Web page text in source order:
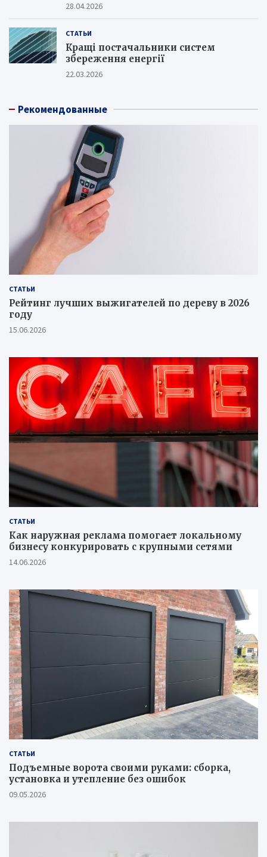
28.04.2026
СТАТЬИ
Кращі постачальники систем
збереження енергії
22.03.2026
Рекомендованные
СТАТЬИ
Рейтинг лучших выжигателей по дереву в 2026
году
15.06.2026
СТАТЬИ
Как наружная реклама помогает локальному
бизнесу конкурировать с крупными сетями
14.06.2026
СТАТЬИ
Подъемные ворота своими руками: сборка,
установка и утепление без ошибок
09.05.2026